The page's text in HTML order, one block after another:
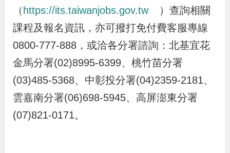
（ https://its.taiwanjobs.gov.tw
）查詢相關
課程及報名資訊，亦可撥打免付費客服專線
0800-777-888，或洽各分署諮詢：北基宜花
金馬分署(02)8995-6399、桃竹苗分署
(03)485-5368、中彰投分署(04)2359-2181、
雲嘉南分署(06)698-5945、高屏澎東分署
(07)821-0171。